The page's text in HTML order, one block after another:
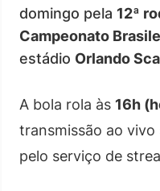
domingo pela 12ª
Campeonato
estádio Orlando
A bola rola às 16h
transmissão ao vivo
pelo serviço de